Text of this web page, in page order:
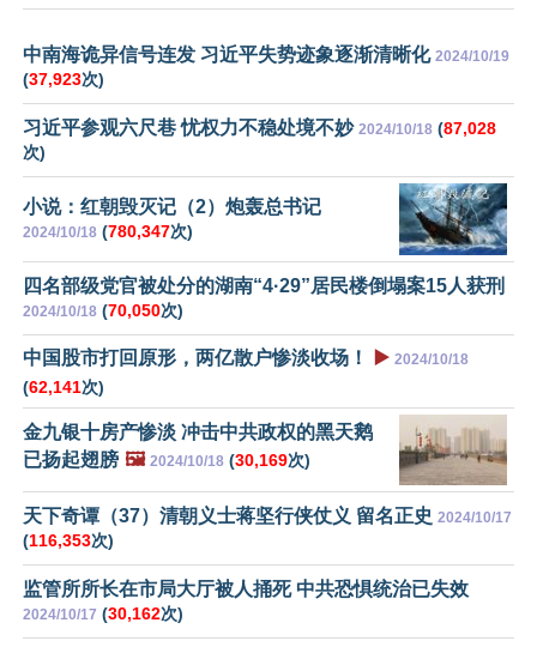
中南海诡异信号连发 习近平失势迹象逐渐清晰化 2024/10/19
(37,923次)
习近平参观六尺巷 忧权力不稳处境不妙 2024/10/18 (87,028
次)
小说：红朝毁灭记（2）炮轰总书记
2024/10/18 (780,347次)
四名部级党官被处分的湖南“4·29”居民楼倒塌案15人获刑
2024/10/18 (70,050次)
中国股市打回原形，两亿散户惨淡收场！ ▶️ 2024/10/18
(62,141次)
金九银十房产惨淡 冲击中共政权的黑天鹅
已扬起翅膀 🖼️ 2024/10/18 (30,169次)
天下奇谭（37）清朝义士蒋坚行侠仗义 留名正史 2024/10/17
(116,353次)
监管所所长在市局大厅被人捅死 中共恐惧统治已失效
2024/10/17 (30,162次)